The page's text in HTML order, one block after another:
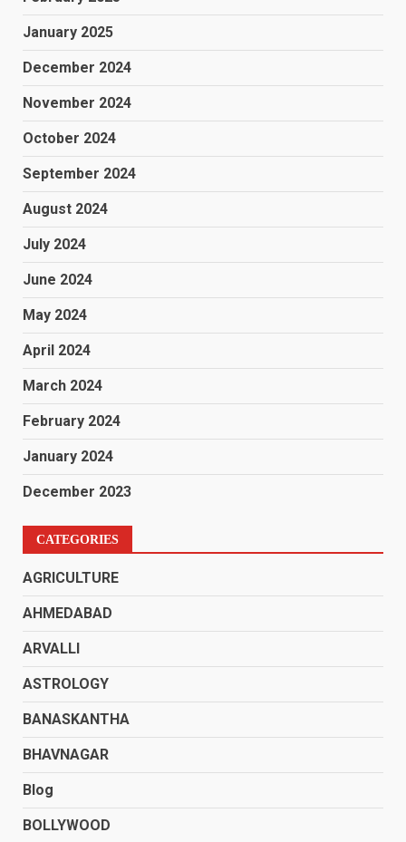
January 2025
December 2024
November 2024
October 2024
September 2024
August 2024
July 2024
June 2024
May 2024
April 2024
March 2024
February 2024
January 2024
December 2023
CATEGORIES
AGRICULTURE
AHMEDABAD
ARVALLI
ASTROLOGY
BANASKANTHA
BHAVNAGAR
Blog
BOLLYWOOD